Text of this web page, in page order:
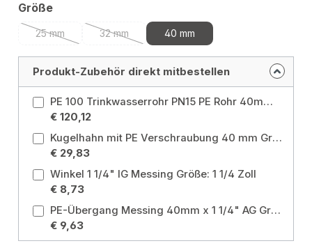
Größeauswählen
25 mm
(Diese Option ist zurzeit nicht verfügbar.)
32 mm
(Diese Option ist zurzeit nicht verfügbar.)
40 mm
Produkt-Zubehör direkt mitbestellen
PE 100 Trinkwasserrohr PN15 PE Rohr 40mm 1 1/4" 50m DVGW Größe: Ø40 mm x 50 m
€ 120,12
Kugelhahn mit PE Verschraubung 40 mm Größe: 40 mm
€ 29,83
Winkel 1 1/4" IG Messing Größe: 1 1/4 Zoll
€ 8,73
PE-Übergang Messing 40mm x 1 1/4" AG Größe: 40 mm
€ 9,63